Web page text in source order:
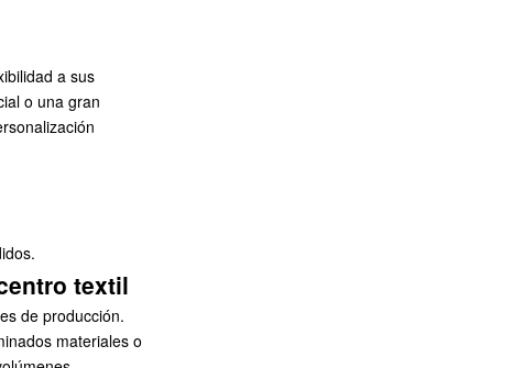
a sus
o una gran
textil
de producción.
materiales o